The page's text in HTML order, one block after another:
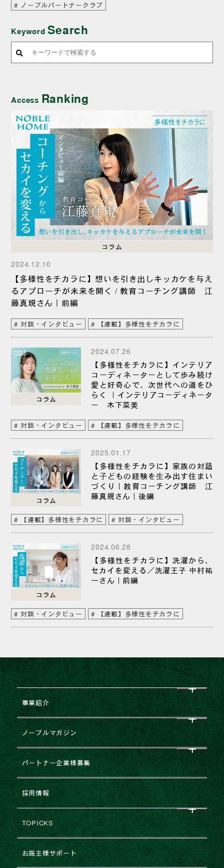
ノーブルパートナークラブ
KeywordSearch
Access Ranking
コラム
2024.12.10
【多様性をチカラに】想いを引き出しキッカケを与え
るアプローチが未来を開く / 教育コーチング講師 江
藤真規さん｜前編
対談・インタビュー 【連載】多様性をチカラに
コラム
2024.07.26
【多様性をチカラに】インテリア
コーディネーターとして歩み続け
愛と好奇心で、次世代への道をひ
らく ｜インテリアコーディネータ
ー 木下菜美
対談・インタビュー 【連載】多様性をチカラに
コラム
2025.01.17
【多様性をチカラに】家族の対話
と⼦どもの経験を⽣み出す住まい
づくり｜教育コーチング講師 江
藤真規さん｜後編
【連載】多様性をチカラに 対談・インタビュー
コラム
2024.06.28
【多様性をチカラに】洗濯から、
セカイを変える／洗濯王子 中村祐
一さん｜前編
対談・インタビュー 【連載】多様性をチカラに
事業紹介
CEO挨拶
企業理念
会社概要
グループ企業一覧
沿革・変遷
ESGの取り組み
ノーブルマガジン
すべて
NEWS
レポート
パートナー企業様募集
企業提携・M&Aのご相談
建築協力業者様募集
不動産売却
法人のお客様専用お問い合わせ
採用情報
TOPICKS
2026年
お施主様サポート